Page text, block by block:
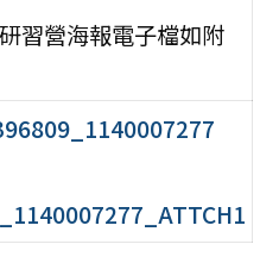
習營海報電子檔如附